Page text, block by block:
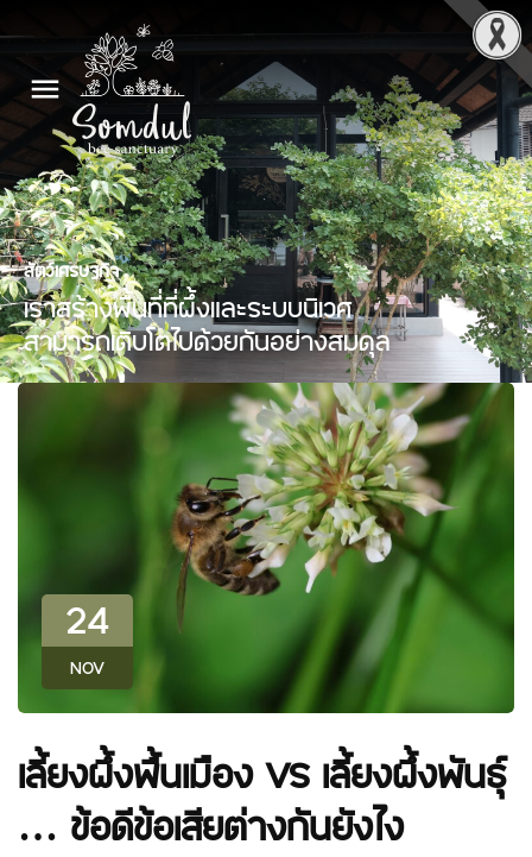
สัตว์เศรษฐกิจ
เราสร้างพื้นที่ที่ผึ้งและระบบนิเวศ
สามารถเติบโตไปด้วยกันอย่างสมดุล
24
NOV
เลี้ยงผึ้งพื้นเมือง VS เลี้ยงผึ้งพันธุ์
… ข้อดีข้อเสียต่างกันยังไง